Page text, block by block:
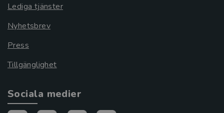
Lediga tjänster
Nyhetsbrev
Press
Tillgänglighet
Sociala medier